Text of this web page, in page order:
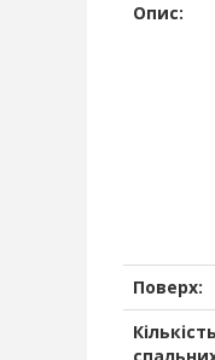
Опис:
Поверх:
Кількість